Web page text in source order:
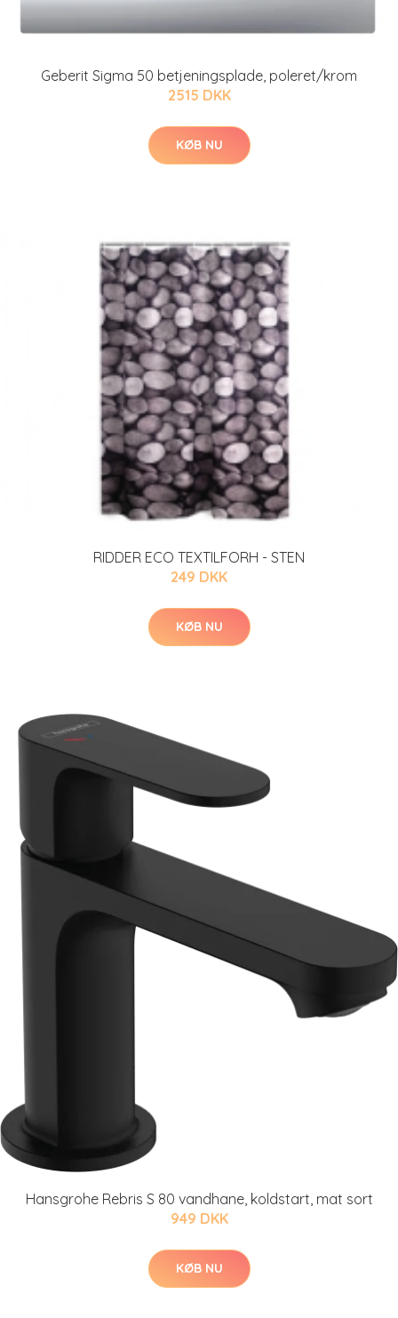
Geberit Sigma 50 betjeningsplade, poleret/krom
2515 DKK
KØB NU
RIDDER ECO TEXTILFORH - STEN
249 DKK
KØB NU
Hansgrohe Rebris S 80 vandhane, koldstart, mat sort
949 DKK
KØB NU